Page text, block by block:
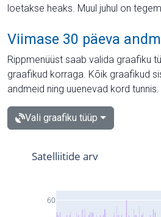
loetakse heaks. Muul juhul on
Viimase 30 päeva
Rippmenüüst saab valida graafiku
graafikud korraga. Kõik graafikud
andmeid ning uuenevad kord tunnis.
Vali graafiku tüüp
60
Satelliitide arv